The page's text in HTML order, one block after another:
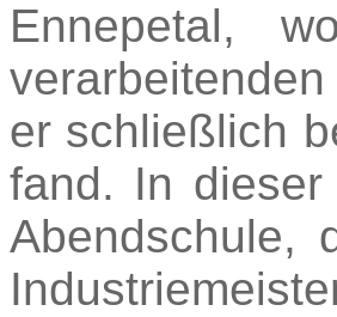
Ennepetal,
er schließlich
fand. In
Abendschule,